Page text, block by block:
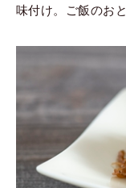
味付け。ご飯のお